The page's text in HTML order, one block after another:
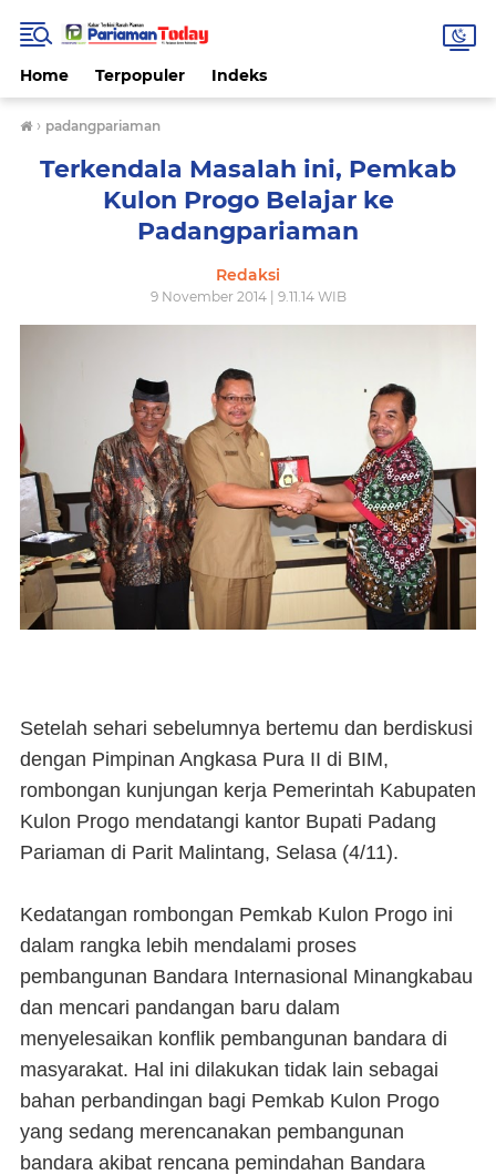
Home Terpopuler Indeks
› padangpariaman
Terkendala Masalah ini, Pemkab
Kulon Progo Belajar ke
Padangpariaman
Redaksi
9 November 2014 | 9.11.14 WIB
Setelah sehari sebelumnya bertemu dan berdiskusi
dengan Pimpinan Angkasa Pura II di BIM,
rombongan kunjungan kerja Pemerintah Kabupaten
Kulon Progo mendatangi kantor Bupati Padang
Pariaman di Parit Malintang, Selasa (4/11).
Kedatangan rombongan Pemkab Kulon Progo ini
dalam rangka lebih mendalami proses
pembangunan Bandara Internasional Minangkabau
dan mencari pandangan baru dalam
menyelesaikan konflik pembangunan bandara di
masyarakat. Hal ini dilakukan tidak lain sebagai
bahan perbandingan bagi Pemkab Kulon Progo
yang sedang merencanakan pembangunan
bandara akibat rencana pemindahan Bandara